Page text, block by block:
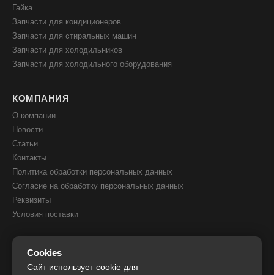
Гайка
Запчасти для кондиционеров
Запчасти для стиральных машин
Запчасти для холодильников
Запчасти для холодильного оборудования
КОМПАНИЯ
О компании
Новости
Статьи
Контакты
Политика обработки персональных данных
Согласие на обработку персональных данных
Реквизиты
Условия поставки
КОНТАКТЫ
8(800) 505 51 05
Cookies
Сайт использует cookie для